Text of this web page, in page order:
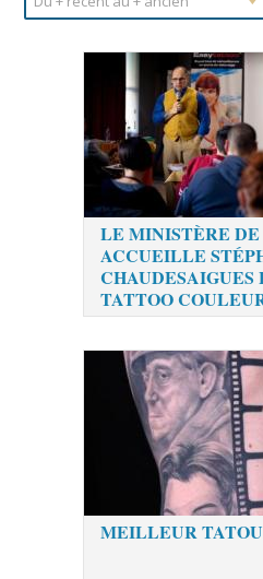
LE MINISTÈRE
ACCUEILLE
CHAUDESAIGUES
TATTOO
MEILLEUR